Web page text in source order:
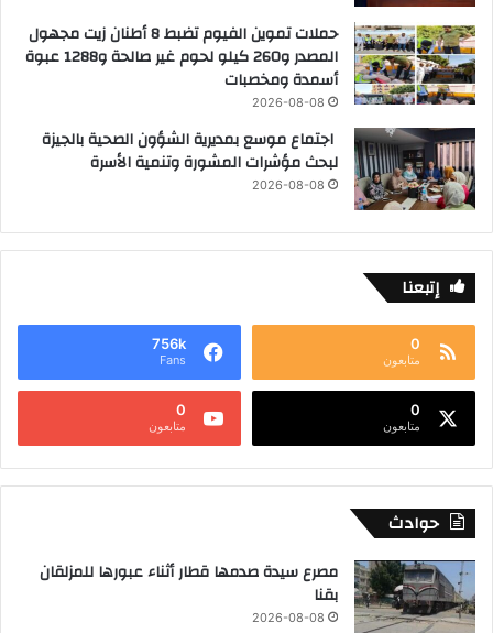
حملات تموين الفيوم تضبط 8 أطنان زيت مجهول
المصدر و260 كيلو لحوم غير صالحة و1288 عبوة
أسمدة ومخصبات
2026-08-08
اجتماع موسع بمديرية الشؤون الصحية بالجيزة
لبحث مؤشرات المشورة وتنمية الأسرة
2026-08-08
إتبعنا
0
متابعون
756k
Fans
0
متابعون
0
متابعون
حوادث
مصرع سيدة صدمها قطار أثناء عبورها للمزلقان
بقنا
2026-08-08